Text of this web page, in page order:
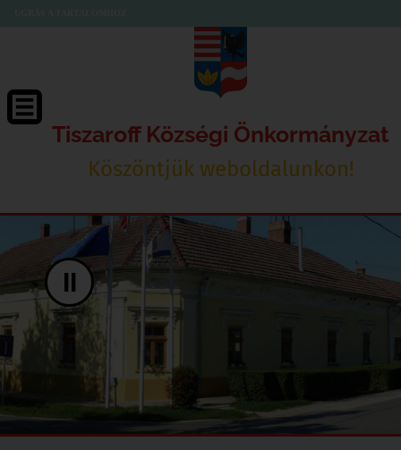
Tiszaroff Községi Önkormányzat
Köszöntjük weboldalunkon!
II